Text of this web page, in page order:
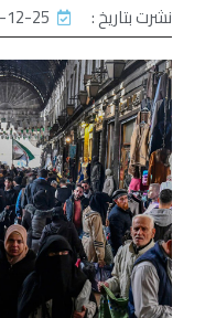
نشرت بتاريخ : 12-25